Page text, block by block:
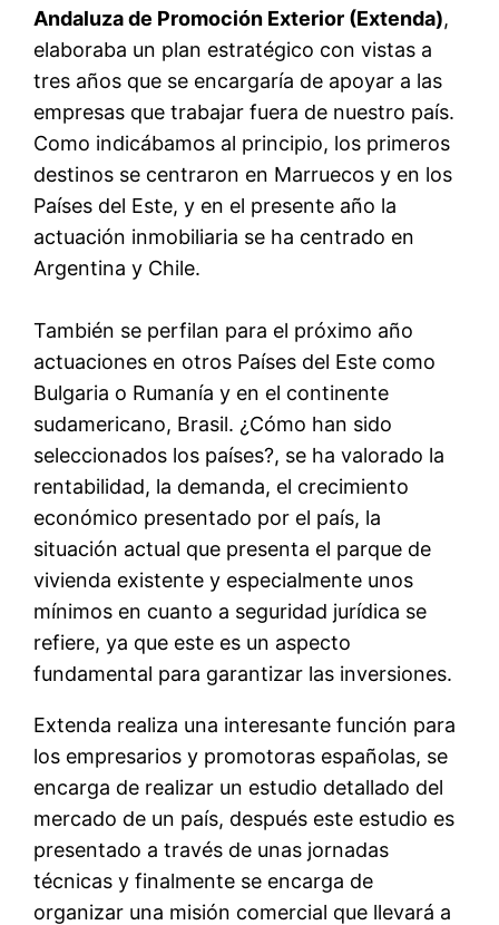
Andaluza de Promoción Exterior (Extenda),
elaboraba un plan estratégico con vistas a
tres años que se encargaría de apoyar a las
empresas que trabajar fuera de nuestro país.
Como indicábamos al principio, los primeros
destinos se centraron en Marruecos y en los
Países del Este, y en el presente año la
actuación inmobiliaria se ha centrado en
Argentina y Chile.
También se perfilan para el próximo año
actuaciones en otros Países del Este como
Bulgaria o Rumanía y en el continente
sudamericano, Brasil. ¿Cómo han sido
seleccionados los países?, se ha valorado la
rentabilidad, la demanda, el crecimiento
económico presentado por el país, la
situación actual que presenta el parque de
vivienda existente y especialmente unos
mínimos en cuanto a seguridad jurídica se
refiere, ya que este es un aspecto
fundamental para garantizar las inversiones.
Extenda realiza una interesante función para
los empresarios y promotoras españolas, se
encarga de realizar un estudio detallado del
mercado de un país, después este estudio es
presentado a través de unas jornadas
técnicas y finalmente se encarga de
organizar una misión comercial que llevará a